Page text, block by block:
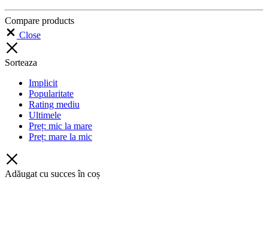
Compare products
Close
Sorteaza
Implicit
Popularitate
Rating mediu
Ultimele
Preț: mic la mare
Preț: mare la mic
Adăugat cu succes în coș